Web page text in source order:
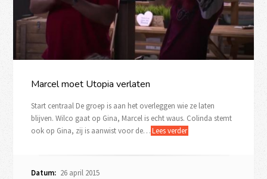
Marcel moet Utopia verlaten
Start centraal De groep is aan het overleggen wie ze laten
blijven. Wilco gaat op Gina, Marcel is echt waus. Colinda stemt
ook op Gina, zij is aanwist voor de… Lees verder
Datum: 26 april 2015